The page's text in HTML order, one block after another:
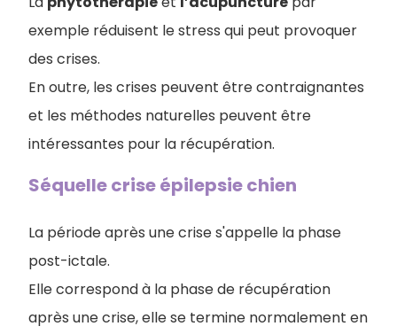
exemple réduisent le stress qui peut provoquer
des crises.
En outre, les crises peuvent être contraignantes
et les méthodes naturelles peuvent être
intéressantes pour la récupération.
Séquelle crise épilepsie chien
La période après une crise s'appelle la phase
post-ictale.
Elle correspond à la phase de récupération
après une crise, elle se termine normalement en